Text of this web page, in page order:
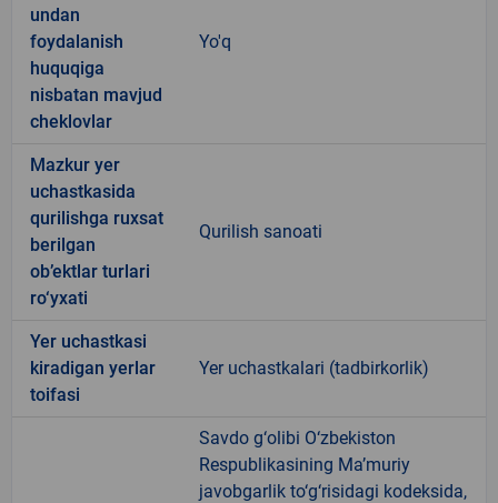
undan
foydalanish
huquqiga
nisbatan mavjud
cheklovlar
Yo'q
Mazkur yer
uchastkasida
qurilishga ruxsat
berilgan
ob’ektlar turlari
ro‘yxati
Qurilish sanoati
Yer uchastkasi
kiradigan yerlar
toifasi
Yer uchastkalari (tadbirkorlik)
Savdo g‘olibi O‘zbekiston
Respublikasining Ma’muriy
javobgarlik to‘g‘risidagi kodeksida,